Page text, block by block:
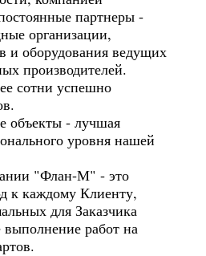
партнеры -
организации,
и оборудования ведущих
производителей.
сотни успешно
объекты - лучшая
уровня нашей
"Флан-М" - это
к каждому Клиенту,
для Заказчика
работ на